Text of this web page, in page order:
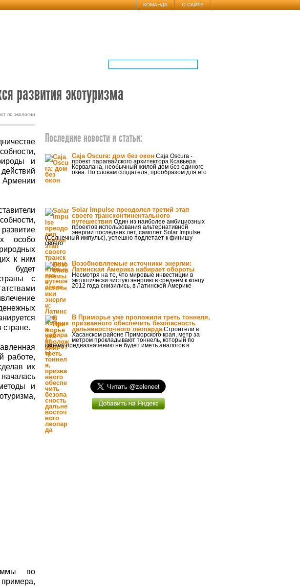
КОМАНДА О САЙТЕ
развития экотуризма
по экологии
и
особо
к ним
будет
с
стране.
работе,
их
и
по
Последние новости и статьи:
Caja Oscura: дом без окон Caja Oscura -
проект парагвайского архитектора Ксавьера
Корвалана, необычный жилой дом без единого
окна. По словам создателя, прообразом для его
Solar Impulse преодолел третий этап
своего трансконтинентального
путешествия Один из наиболее амбициозных
проектов использования альтернативной
энергии последних лет, самолет Solar Impulse
(Солнечный импульс), успешно подлетает к финишу
своего
Возобновляемые источники энергии:
Латинская Америка набирает обороты
Несмотря на то, что мировые инвестиции в
экологически чистую энергию в среднем к концу
2012 года снизились, в Латинской Америке
В Приморье уже проложили треть тоннеля,
призванного обеспечить безопасность
дальневосточного леопардаСтроители в
Хасанском районе Приморского края, метр за
метром прокладывают тоннель, который по
своему предназначению не будет иметь аналогов в